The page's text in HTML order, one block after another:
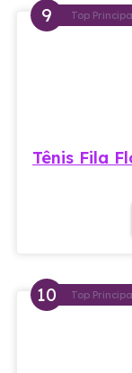
Top
Tênis Fila
Top